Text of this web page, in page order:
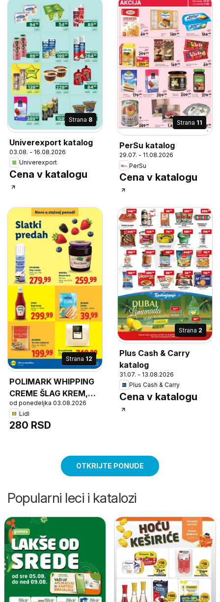
Strana 8
Univerexport katalog
03.08. - 16.08.2026
Univerexport
Cena v katalogu
Strana 11
PerSu katalog
29.07. - 11.08.2026
PerSu
Cena v katalogu
Strana 12
POLIMARK WHIPPING
CREME ŠLAG KREM,
POLIMARK Šlag u
spreju
od ponedeljka 03.08.2026
Lidl
280 RSD
Strana 2
Plus Cash & Carry
katalog
31.07. - 13.08.2026
Plus Cash & Carry
Cena v katalogu
OTKRIJTE PONUDE
Popularni leci i katalozi